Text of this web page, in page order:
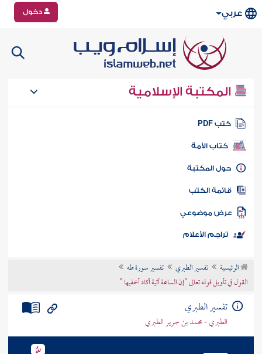
عربي دخول
المكتبة الإسلامية
كتب PDF
كتاب الأمة
المكتبة
الكتب
موضوعي
تراجم الأعلام
الرئيسية تفسير الطبري
تفسير سورة طه
القول في تأويل قوله تعالى "إن الساعة آتية أكاد أخفيها "
تفسير الطبري
الطبري - محمد بن جرير الطبري